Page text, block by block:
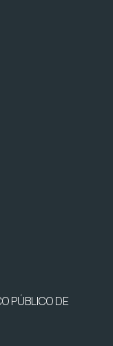
PÚBLICO DE